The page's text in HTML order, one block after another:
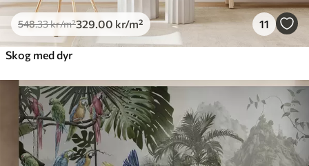
548.33kr/m²329 .00 kr/m² 11
Skog med dyr